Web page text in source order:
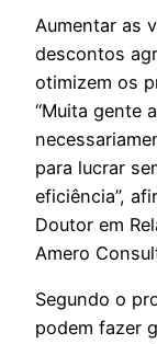
Aumentar as
descontos
otimizem os
“Muita gente
para lucrar
eficiência”,
Doutor em
Amero
Segundo o
podem fazer